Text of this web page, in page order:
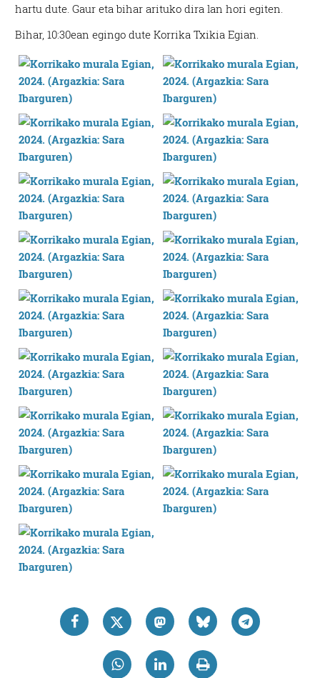
hartu dute. Gaur eta bihar arituko dira lan hori egiten.
Bihar, 10:30ean egingo dute Korrika Txikia Egian.